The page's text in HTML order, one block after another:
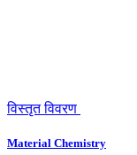
विस्तृत विवरण
Material Chemistry